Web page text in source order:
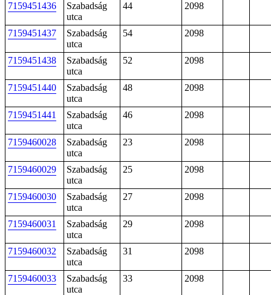
7159451436
Szabadság
utca
44 2098
7159451437
Szabadság
utca
54 2098
7159451438
Szabadság
utca
52 2098
7159451440
Szabadság
utca
48 2098
7159451441
Szabadság
utca
46 2098
7159460028
Szabadság
utca
23 2098
7159460029
Szabadság
utca
25 2098
7159460030
Szabadság
utca
27 2098
7159460031
Szabadság
utca
29 2098
7159460032
Szabadság
utca
31 2098
7159460033
Szabadság
utca
33 2098